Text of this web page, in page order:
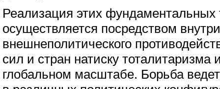
Реализация этих
осуществляется посредством
внешнеполитического
сил и стран натиску тоталитаризма
глобальном масштабе. Борьба